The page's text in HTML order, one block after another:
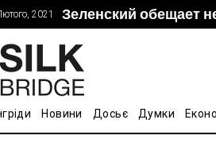
2021 Зеленский обещает
Прошло 5-тое
“Дочка” Beijing
В Украине ввели
Новини Досьє Думки